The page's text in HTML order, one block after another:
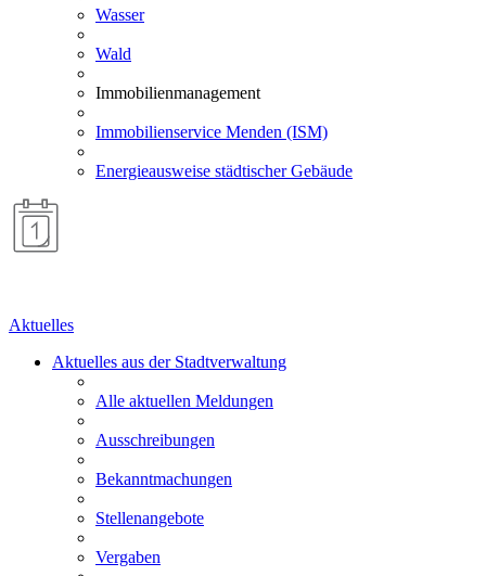
Wasser
Wald
Immobilienmanagement
Immobilienservice Menden (ISM)
Energieausweise städtischer Gebäude
Aktuelles
Aktuelles aus der Stadtverwaltung
Alle aktuellen Meldungen
Ausschreibungen
Bekanntmachungen
Stellenangebote
Vergaben